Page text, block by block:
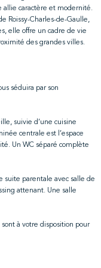
allie caractère et modernité.
Roissy-Charles-de-Gaulle,
elle offre un cadre de vie
des grandes villes.
séduira par son
suivie d’une cuisine
centrale est l’espace
Un WC séparé complète
suite parentale avec salle de
attenant. Une salle
à votre disposition pour